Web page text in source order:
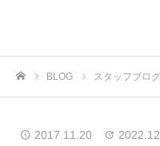
BLOG スタッフブログ
2017.11.20